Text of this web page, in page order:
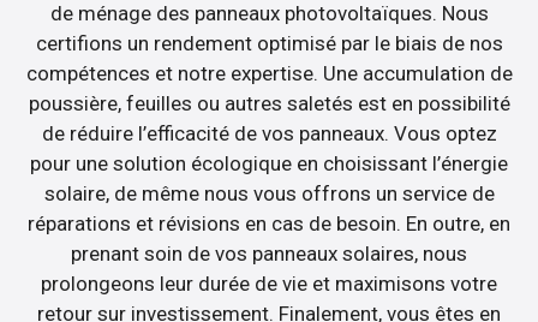
de ménage des panneaux photovoltaïques. Nous
certifions un rendement optimisé par le biais de nos
compétences et notre expertise. Une accumulation de
poussière, feuilles ou autres saletés est en possibilité
de réduire l’efficacité de vos panneaux. Vous optez
pour une solution écologique en choisissant l’énergie
solaire, de même nous vous offrons un service de
réparations et révisions en cas de besoin. En outre, en
prenant soin de vos panneaux solaires, nous
prolongeons leur durée de vie et maximisons votre
retour sur investissement. Finalement, vous êtes en